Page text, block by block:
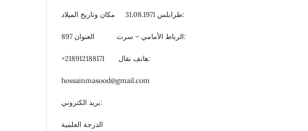
طرابلس 31.08.1971 مكان وتاريخ الميلاد:
897 الرباط الأمامي – سرت العنوان:
+218912188171 هاتف نقال:
hossainmasood@gmail.com
بريد الكتروني:
الدرجة العلمية